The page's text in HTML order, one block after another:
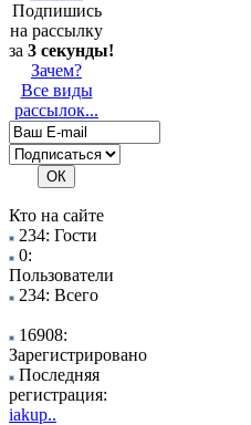
Подпишись
на рассылку
за 3 секунды!
Зачем?
Все виды
рассылок...
Кто на сайте
234: Гости
0:
Пользователи
234: Всего
16908:
Зарегистрировано
Последняя
регистрация:
iakup..